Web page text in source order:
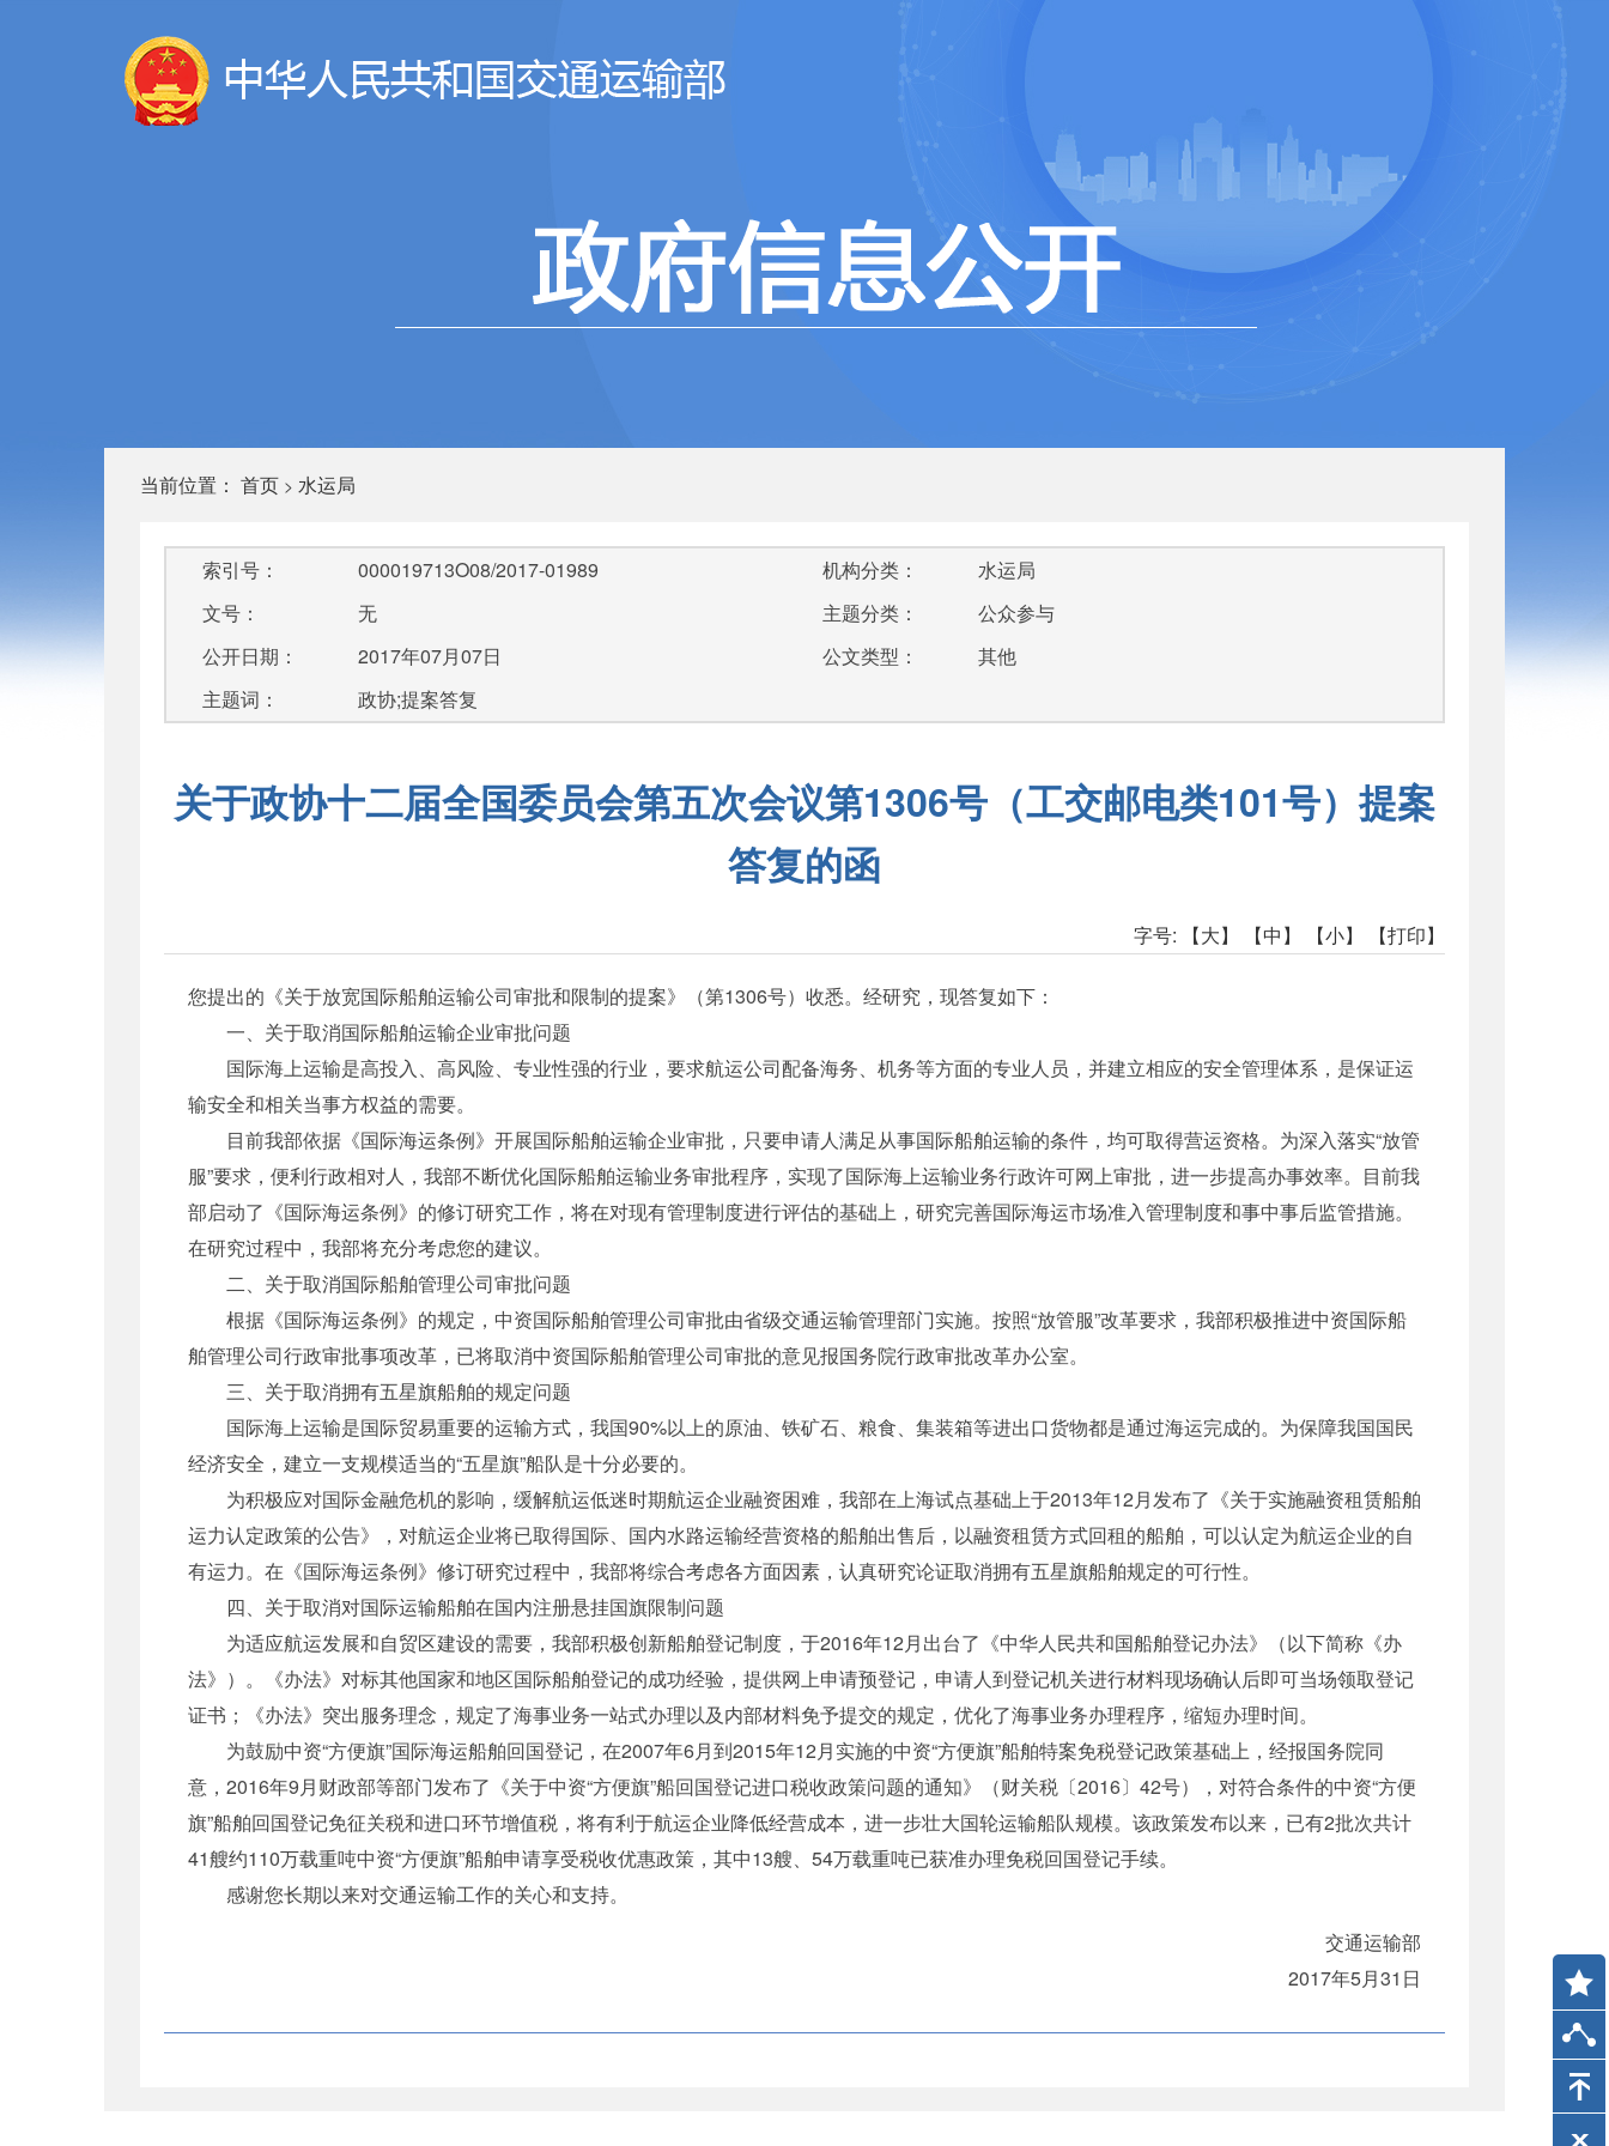
当前位置： 首页 > 水运局
索引号：
000019713O08/2017-01989
文号：
无
公开日期：
2017年07月07日
主题词：
政协;提案答复
机构分类：
水运局
主题分类：
公众参与
公文类型：
其他
关于政协十二届全国委员会第五次会议第1306号（工交邮电类101号）提案
答复的函
字号: 【大】 【中】 【小】 【打印】
您提出的《关于放宽国际船舶运输公司审批和限制的提案》（第1306号）收悉。经研究，现答复如下：
一、关于取消国际船舶运输企业审批问题
国际海上运输是高投入、高风险、专业性强的行业，要求航运公司配备海务、机务等方面的专业人员，并建立相应的安全管理体系，是保证运
输安全和相关当事方权益的需要。
目前我部依据《国际海运条例》开展国际船舶运输企业审批，只要申请人满足从事国际船舶运输的条件，均可取得营运资格。为深入落实“放管
服”要求，便利行政相对人，我部不断优化国际船舶运输业务审批程序，实现了国际海上运输业务行政许可网上审批，进一步提高办事效率。目前我
部启动了《国际海运条例》的修订研究工作，将在对现有管理制度进行评估的基础上，研究完善国际海运市场准入管理制度和事中事后监管措施。
在研究过程中，我部将充分考虑您的建议。
二、关于取消国际船舶管理公司审批问题
根据《国际海运条例》的规定，中资国际船舶管理公司审批由省级交通运输管理部门实施。按照“放管服”改革要求，我部积极推进中资国际船
舶管理公司行政审批事项改革，已将取消中资国际船舶管理公司审批的意见报国务院行政审批改革办公室。
三、关于取消拥有五星旗船舶的规定问题
国际海上运输是国际贸易重要的运输方式，我国90%以上的原油、铁矿石、粮食、集装箱等进出口货物都是通过海运完成的。为保障我国国民
经济安全，建立一支规模适当的“五星旗”船队是十分必要的。
为积极应对国际金融危机的影响，缓解航运低迷时期航运企业融资困难，我部在上海试点基础上于2013年12月发布了《关于实施融资租赁船舶
运力认定政策的公告》，对航运企业将已取得国际、国内水路运输经营资格的船舶出售后，以融资租赁方式回租的船舶，可以认定为航运企业的自
有运力。在《国际海运条例》修订研究过程中，我部将综合考虑各方面因素，认真研究论证取消拥有五星旗船舶规定的可行性。
四、关于取消对国际运输船舶在国内注册悬挂国旗限制问题
为适应航运发展和自贸区建设的需要，我部积极创新船舶登记制度，于2016年12月出台了《中华人民共和国船舶登记办法》（以下简称《办
法》）。《办法》对标其他国家和地区国际船舶登记的成功经验，提供网上申请预登记，申请人到登记机关进行材料现场确认后即可当场领取登记
证书；《办法》突出服务理念，规定了海事业务一站式办理以及内部材料免予提交的规定，优化了海事业务办理程序，缩短办理时间。
为鼓励中资“方便旗”国际海运船舶回国登记，在2007年6月到2015年12月实施的中资“方便旗”船舶特案免税登记政策基础上，经报国务院同
意，2016年9月财政部等部门发布了《关于中资“方便旗”船回国登记进口税收政策问题的通知》（财关税〔2016〕42号），对符合条件的中资“方便
旗”船舶回国登记免征关税和进口环节增值税，将有利于航运企业降低经营成本，进一步壮大国轮运输船队规模。该政策发布以来，已有2批次共计
41艘约110万载重吨中资“方便旗”船舶申请享受税收优惠政策，其中13艘、54万载重吨已获准办理免税回国登记手续。
感谢您长期以来对交通运输工作的关心和支持。
交通运输部
2017年5月31日